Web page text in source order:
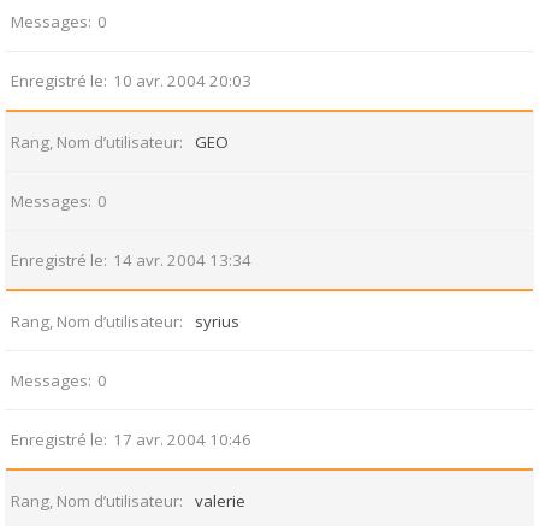
Messages 0
Enregistré le 10 avr. 2004 20:03
Rang, Nom d’utilisateur GEO
Messages 0
Enregistré le 14 avr. 2004 13:34
Rang, Nom d’utilisateur syrius
Messages 0
Enregistré le 17 avr. 2004 10:46
Rang, Nom d’utilisateur valerie